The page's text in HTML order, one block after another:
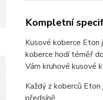
Kompletní
Kusové koberce Eton
koberce hodí téměř
Vám kruhové kusové
Každý z koberců